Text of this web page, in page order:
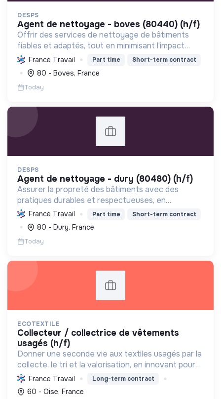
DESPS
agent de nettoyage - boves (80440) (h/f)
Offrir des services de nettoyage de bâtiments
fiables et adaptés, tout en minimisant l'impact
environnemental et en assurant la sécurité et le
bien-être de ses employés.
France Travail Part time Short-term contract
80 - Boves, France
Today
DESPS
agent de nettoyage - dury (80480) (h/f)
Assurer la propreté des bâtiments avec des
pratiques durables et respectueuses, en
contribuant à la fois à l'écologie via des produits et
méthodes responsables et au bien-être social de
ses employés.
France Travail Part time Short-term contract
80 - Dury, France
Today
ECOTEXTILE
collecteur / collectrice de vêtements
usagés (h/f)
Donner une seconde vie aux textiles usagés par la
collecte, le tri et la valorisation, en innovant pour
une économie 100% circulaire et créatrice
d'emplois durables.
France Travail Long-term contract
60 - Oise, France